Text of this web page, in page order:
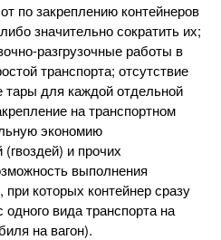
по закреплению контейнеров
значительно сократить их;
разгрузочные работы в
транспорта; отсутствие
тары для каждой отдельной
на транспортном
экономию
и прочих
выполнения
которых контейнер сразу
вида транспорта на
на вагон).